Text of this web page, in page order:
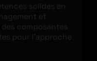
solides en
et
composantes
pour l’approche